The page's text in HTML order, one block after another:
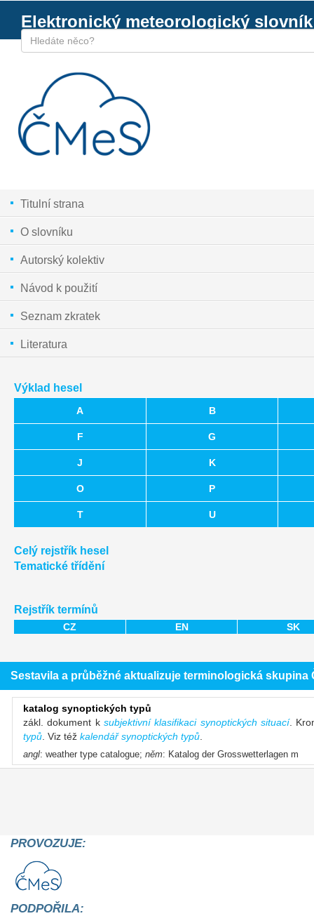
Elektronický meteorologický slovník
Titulní strana
O slovníku
Autorský kolektiv
Návod k použití
Seznam zkratek
Literatura
Výklad hesel
A B
F G
J K
O P
T U
Celý rejstřík hesel
Tematické třídění
Rejstřík termínů
CZ EN SK
Sestavila a průběžné aktualizuje terminologická
katalog synoptických typů
zákl. dokument k subjektivní klasifikaci synoptických situací.
typů . Viz též kalendář synoptických typů
angl: weather type catalogue; něm: Katalog der Grosswetterlagen m
PROVOZUJE:
PODPOŘILA: